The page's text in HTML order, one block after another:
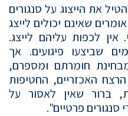
את הייצוג על סנגורים
שאינם יכולים לייצג
לכפות עליהם לייצג.
שביצעו פיגועים. אך
חומרתם ומספרם,
האכזריים, החטיפות
ברור שאין לאסור על
סנגורים פרטיים".